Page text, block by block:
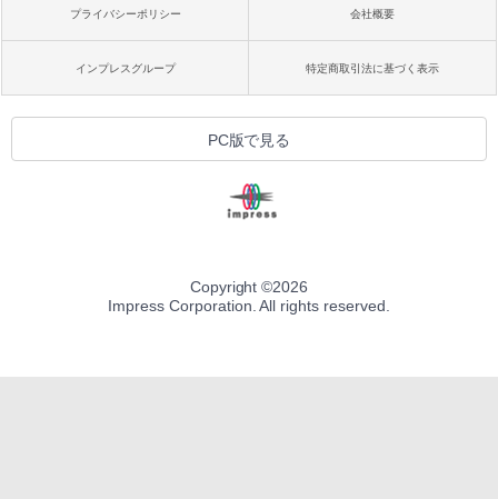
プライバシーポリシー 会社概要
インプレスグループ 特定商取引法に基づく表示
PC版で見る
Copyright ©2026
Impress Corporation. All rights reserved.